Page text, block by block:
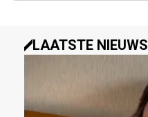
LAATSTE NIEUWS